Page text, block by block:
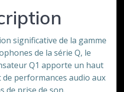
significative de la gamme
de la série Q, le
Q1 apporte un haut
performances audio aux